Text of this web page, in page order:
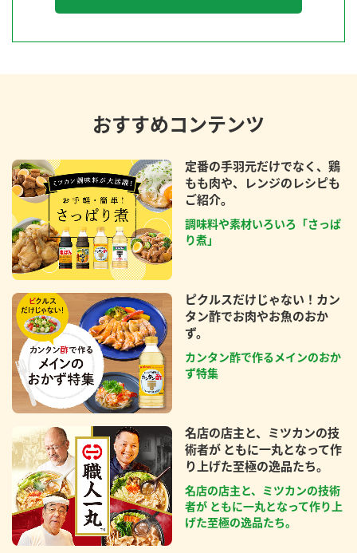
おすすめコンテンツ
定番の手羽元だけでなく、鶏
もも肉や、レンジのレシピも
ご紹介。
調味料や素材いろいろ「さっぱ
り煮」
ピクルスだけじゃない！カン
タン酢でお肉やお魚のおか
ず。
カンタン酢で作るメインのおか
ず特集
名店の店主と、ミツカンの技
術者が ともに一丸となって作
り上げた至極の逸品たち。
名店の店主と、ミツカンの技術
者が ともに一丸となって作り上
げた至極の逸品たち。